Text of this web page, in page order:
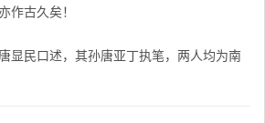
作古久矣！
民口述，其孙唐亚丁执笔，两人均为南